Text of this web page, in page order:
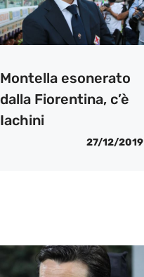
Montella esonerato
dalla Fiorentina, c’è
Iachini
27/12/2019